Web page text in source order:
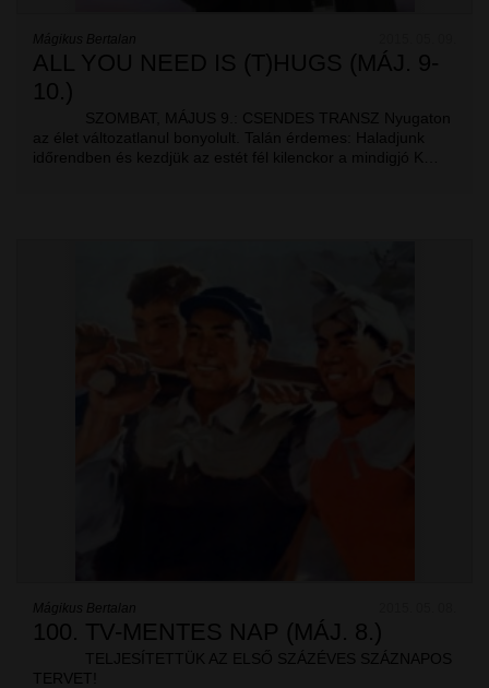
Mágikus Bertalan
ALL YOU NEED IS (T)HUGS (MÁJ. 9-
10.)
SZOMBAT, MÁJUS 9.: CSENDES TRANSZ Nyugaton
az élet változatlanul bonyolult. Talán érdemes: Haladjunk
időrendben és kezdjük az estét fél kilenckor a mindigjó K…
Mágikus Bertalan
100. TV-MENTES NAP (MÁJ. 8.)
TELJESÍTETTÜK AZ ELSŐ SZÁZÉVES SZÁZNAPOS
TERVET!